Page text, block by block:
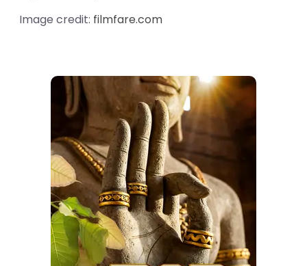
Image credit: filmfare.com